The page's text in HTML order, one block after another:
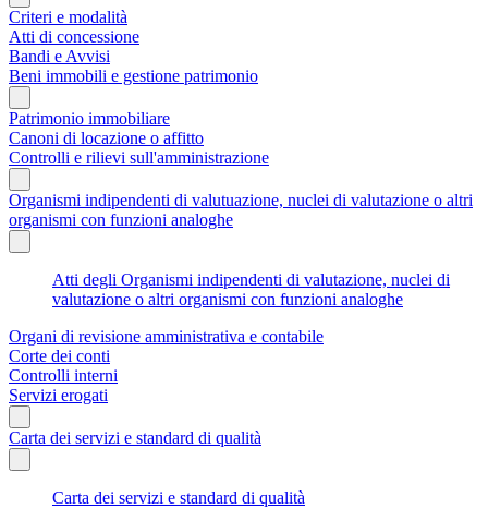
Criteri e modalità
Atti di concessione
Bandi e Avvisi
Beni immobili e gestione patrimonio
Patrimonio immobiliare
Canoni di locazione o affitto
Controlli e rilievi sull'amministrazione
Organismi indipendenti di valutuazione, nuclei di valutazione o altri
organismi con funzioni analoghe
Atti degli Organismi indipendenti di valutazione, nuclei di
valutazione o altri organismi con funzioni analoghe
Organi di revisione amministrativa e contabile
Corte dei conti
Controlli interni
Servizi erogati
Carta dei servizi e standard di qualità
Carta dei servizi e standard di qualità